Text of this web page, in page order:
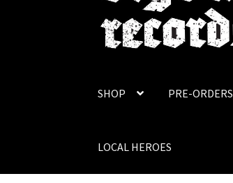
SHOP PRE-ORDERS
LOCAL HEROES